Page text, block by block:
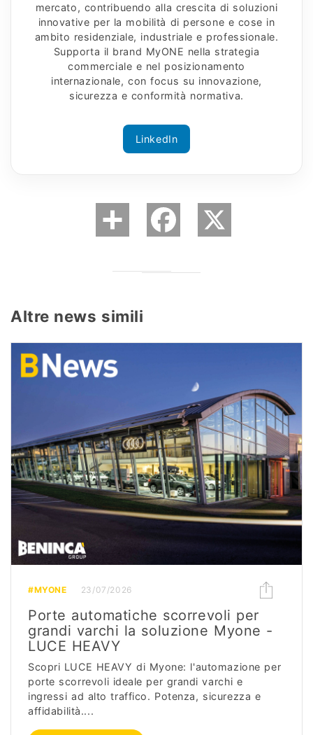
mercato, contribuendo alla crescita di soluzioni
innovative per la mobilità di persone e cose in
ambito residenziale, industriale e professionale.
Supporta il brand MyONE nella strategia
commerciale e nel posizionamento
internazionale, con focus su innovazione,
sicurezza e conformità normativa.
LinkedIn
Altre news simili
#MYONE 23/07/2026
Porte automatiche scorrevoli per
grandi varchi la soluzione Myone -
LUCE HEAVY
Scopri LUCE HEAVY di Myone: l'automazione per
porte scorrevoli ideale per grandi varchi e
ingressi ad alto traffico. Potenza, sicurezza e
affidabilità....